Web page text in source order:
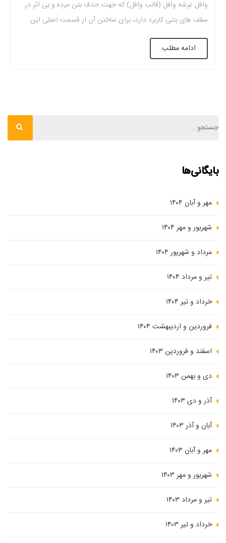
وافل عرشه وافل (قالب وافل) که جهت حذف بتن مرده و بی اثر در
سقف های بتنی کاربرد دارد، برای ساختن آن از قسمت اصلی این
سازه قالب های وافل استفاده می کنند. که در انواع مختلف قالب
سقف وافل از جنس پلاستیک […]
ادامه مطلب
بایگانی‌ها
مهر و آبان ۱۴۰۴
شهریور و مهر ۱۴۰۴
مرداد و شهریور ۱۴۰۴
تیر و مرداد ۱۴۰۴
خرداد و تیر ۱۴۰۴
فروردین و اردیبهشت ۱۴۰۴
اسفند و فروردین ۱۴۰۳
دی و بهمن ۱۴۰۳
آذر و دی ۱۴۰۳
آبان و آذر ۱۴۰۳
مهر و آبان ۱۴۰۳
شهریور و مهر ۱۴۰۳
تیر و مرداد ۱۴۰۳
خرداد و تیر ۱۴۰۳